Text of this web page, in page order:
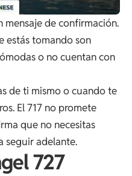
mensaje de confirmación.
estás tomando son
o no cuentan con
de ti mismo o cuando te
El 717 no promete
que no necesitas
seguir adelante.
727